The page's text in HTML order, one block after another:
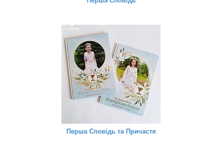
Перша Сповідь та Причастя